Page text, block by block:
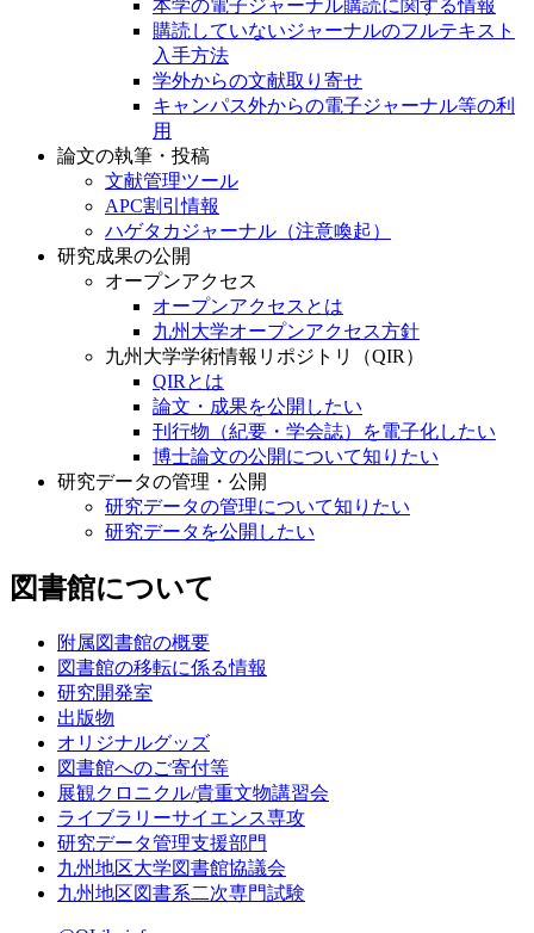
本学の電子ジャーナル購読に関する情報
購読していないジャーナルのフルテキスト
入手方法
学外からの文献取り寄せ
キャンパス外からの電子ジャーナル等の利
用
論文の執筆・投稿
文献管理ツール
APC割引情報
ハゲタカジャーナル（注意喚起）
研究成果の公開
オープンアクセス
オープンアクセスとは
九州大学オープンアクセス方針
九州大学学術情報リポジトリ（QIR）
QIRとは
論文・成果を公開したい
刊行物（紀要・学会誌）を電子化したい
博士論文の公開について知りたい
研究データの管理・公開
研究データの管理について知りたい
研究データを公開したい
図書館について
附属図書館の概要
図書館の移転に係る情報
研究開発室
出版物
オリジナルグッズ
図書館へのご寄付等
展観クロニクル/貴重文物講習会
ライブラリーサイエンス専攻
研究データ管理支援部門
九州地区大学図書館協議会
九州地区図書系二次専門試験